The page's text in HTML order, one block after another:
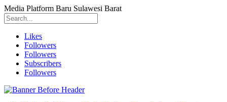
Media Platform Baru Sulawesi Barat
Likes
Followers
Followers
Subscribers
Followers